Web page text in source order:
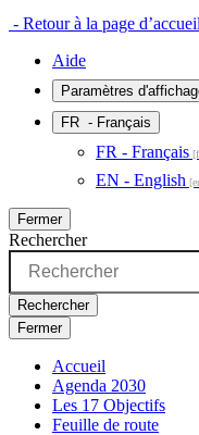
- Retour à la page d’accueil
Aide
Paramètres
FR - Français
FR - Français
EN - English
Fermer
Rechercher
Rechercher
Fermer
Accueil
Agenda 2030
Les 17 Objectifs
Feuille de route